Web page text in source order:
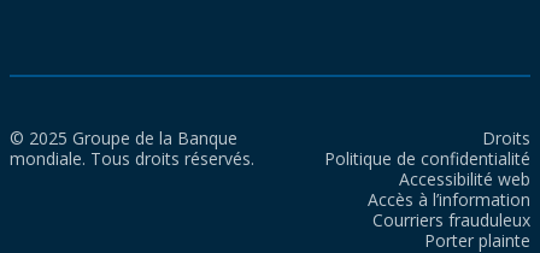
© 2025 Groupe de la Banque
mondiale. Tous droits réservés.
Droits
Politique de confidentialité
Accessibilité web
Accès à l’information
Courriers frauduleux
Porter plainte